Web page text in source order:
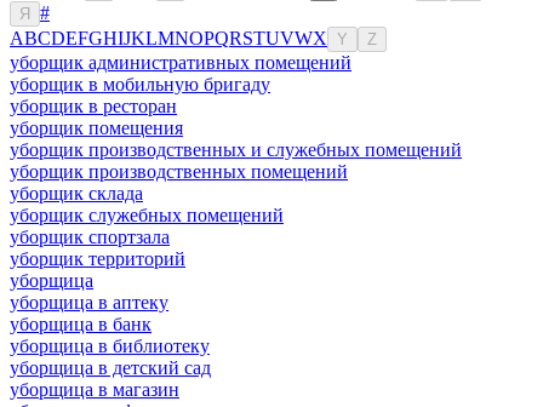
Я
#
ABCDEFGHIJKLMNOPQRSTUVWX Y Z
уборщик административных помещений
уборщик в мобильную бригаду
уборщик в ресторан
уборщик помещения
уборщик производственных и служебных помещений
уборщик производственных помещений
уборщик склада
уборщик служебных помещений
уборщик спортзала
уборщик территорий
уборщица
уборщица в аптеку
уборщица в банк
уборщица в библиотеку
уборщица в детский сад
уборщица в магазин